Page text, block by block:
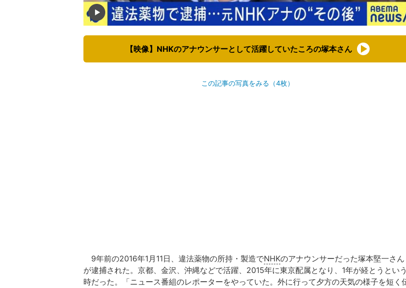
【映像】NHKのアナウンサーとして活躍していたころの塚本さん
この記事の写真をみる（4枚）
9年前の2016年1月11日、違法薬物の所持・製造でNHKのアナウンサーだった塚本堅一さん
が逮捕された。京都、金沢、沖縄などで活躍、2015年に東京配属となり、1年が経とうという
時だった。「ニュース番組のレポーターをやっていた。外に行って夕方の天気の様子を短く